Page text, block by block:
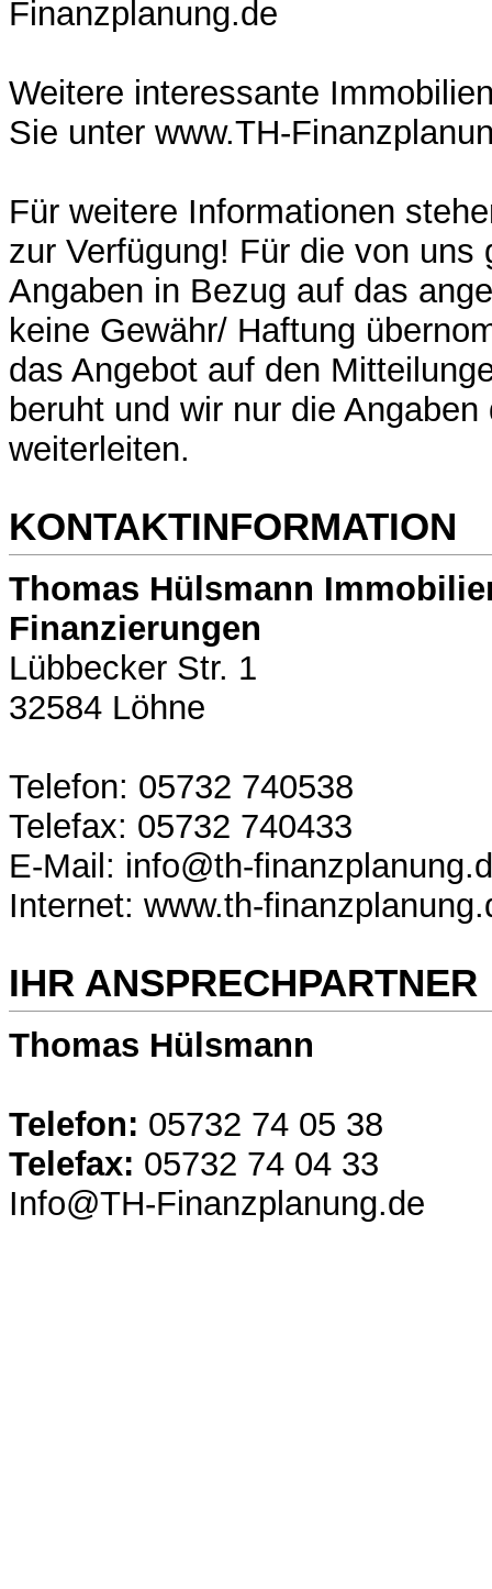
Finanzplanung.de
Weitere interessante
Sie unter www.TH-
Für weitere Informationen
zur Verfügung! Für die von uns
Angaben in Bezug auf das
keine Gewähr/ Haftung
das Angebot auf den
beruht und wir nur die
weiterleiten.
KONTAKTINFORMATION
Thomas Hülsmann
Finanzierungen
Lübbecker Str. 1
32584 Löhne
Telefon: 05732 740538
Telefax: 05732 740433
E-Mail: info@th-
Internet: www.th-
IHR ANSPRECHPARTNER
Thomas Hülsmann
Telefon: 05732 74 05 38
Telefax: 05732 74 04 33
Info@TH-Finanzplanung.de